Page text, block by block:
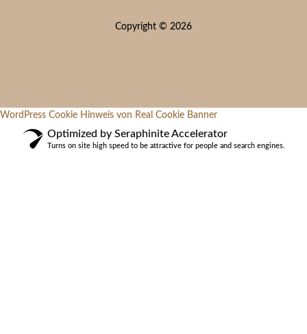
Copyright © 2026
WordPress Cookie Hinweis von Real Cookie Banner
Optimized by Seraphinite Accelerator
Turns on site high speed to be attractive for people and search engines.